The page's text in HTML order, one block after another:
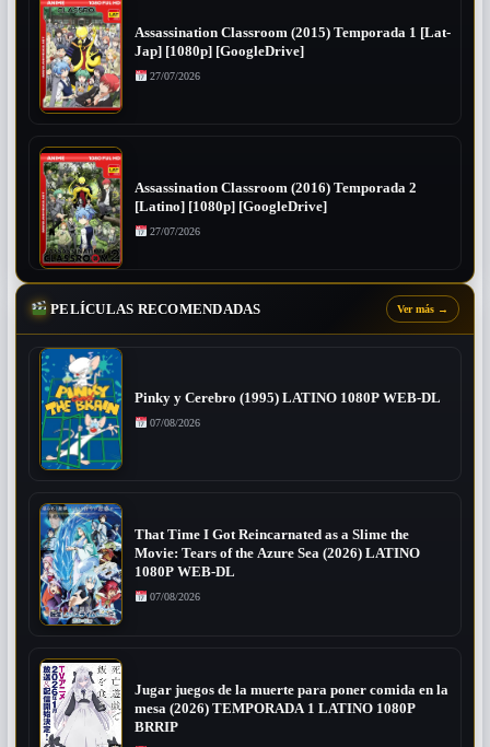
Assassination Classroom (2015) Temporada 1 [Lat-
Jap] [1080p] [GoogleDrive]
27/07/2026
Assassination Classroom (2016) Temporada 2
[Latino] [1080p] [GoogleDrive]
27/07/2026
PELÍCULAS RECOMENDADAS Ver más →
Pinky y Cerebro (1995) LATINO 1080P WEB-DL
07/08/2026
That Time I Got Reincarnated as a Slime the
Movie: Tears of the Azure Sea (2026) LATINO
1080P WEB-DL
07/08/2026
Jugar juegos de la muerte para poner comida en la
mesa (2026) TEMPORADA 1 LATINO 1080P
BRRIP